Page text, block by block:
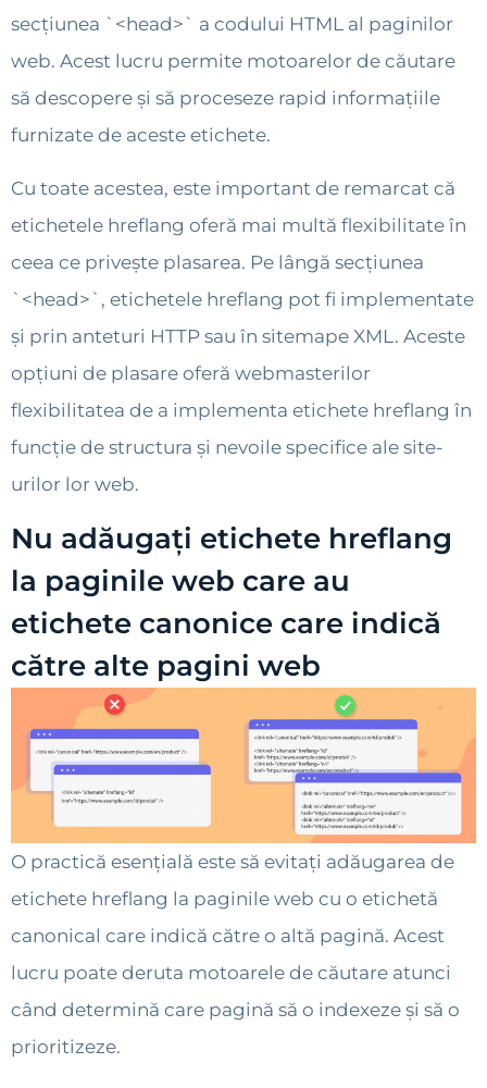
secțiunea `<head>` a codului HTML al paginilor
web. Acest lucru permite motoarelor de căutare
să descopere și să proceseze rapid informațiile
furnizate de aceste etichete.
Cu toate acestea, este important de remarcat că
etichetele hreflang oferă mai multă flexibilitate în
ceea ce privește plasarea. Pe lângă secțiunea
`<head>`, etichetele hreflang pot fi implementate
și prin anteturi HTTP sau în sitemape XML. Aceste
opțiuni de plasare oferă webmasterilor
flexibilitatea de a implementa etichete hreflang în
funcție de structura și nevoile specifice ale site-
urilor lor web.
Nu adăugați etichete hreflang
la paginile web care au
etichete canonice care indică
către alte pagini web
O practică esențială este să evitați adăugarea de
etichete hreflang la paginile web cu o etichetă
canonical care indică către o altă pagină. Acest
lucru poate deruta motoarele de căutare atunci
când determină care pagină să o indexeze și să o
prioritizeze.